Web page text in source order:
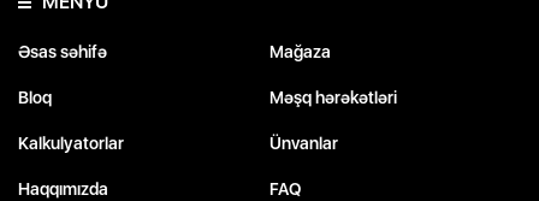
Əsas səhifə Mağaza
Bloq Məşq hərəkətləri
Kalkulyatorlar Ünvanlar
Haqqımızda FAQ